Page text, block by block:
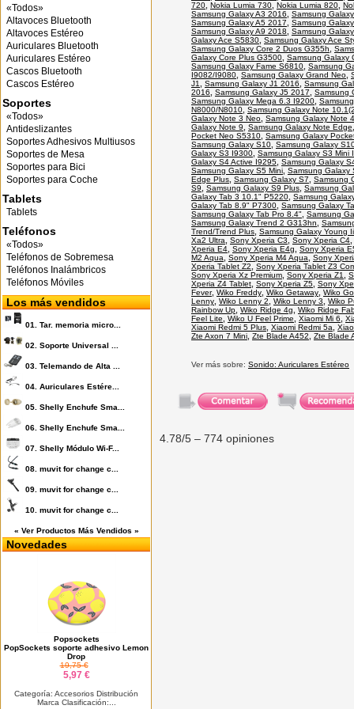
«Todos»
Altavoces Bluetooth
Altavoces Estéreo
Auriculares Bluetooth
Auriculares Estéreo
Cascos Bluetooth
Cascos Estéreo
Soportes
«Todos»
Antideslizantes
Soportes Adhesivos Multiusos
Soportes de Mesa
Soportes para Bici
Soportes para Coche
Tablets
Tablets
Teléfonos
«Todos»
Teléfonos de Sobremesa
Teléfonos Inalámbricos
Teléfonos Móviles
Los más vendidos
01. Tar. memoria micro...
02. Soporte Universal ...
03. Telemando de Alta ...
04. Auriculares Estére...
05. Shelly Enchufe Sma...
06. Shelly Enchufe Sma...
07. Shelly Módulo Wi-F...
08. muvit for change c...
09. muvit for change c...
10. muvit for change c...
« Ver Productos Más Vendidos »
Novedades
Popsockets
PopSockets soporte adhesivo Lemon
Drop
19,75 €
5,97 €
Categoría: Accesorios Distribución
Marca Clasificación:...
720 Nokia Lumia 730 Nokia Lumia 820
Samsung Galaxy A3 2016
Samsung
Samsung Galaxy A5 2017
Samsung
Samsung Galaxy A9 2018
Samsung
Galaxy Ace S5830 Samsung Galaxy Ace
Samsung Galaxy Core 2 Duos G355h
Galaxy Core Plus G3500 Samsung Galaxy
Samsung Galaxy Fame S6810 Samsung
I9082/I9080 Samsung Galaxy Grand Neo
J1
Samsung Galaxy J1 2016
Samsung
2016
Samsung Galaxy J5 2017
Samsung
Samsung Galaxy Mega 6.3 I9200
N8000/N8010 Samsung Galaxy Note
Galaxy Note 3 Neo Samsung Galaxy Note 4
Galaxy Note 9
Samsung Galaxy Note Edge
Pocket Neo S5310 Samsung Galaxy
Samsung Galaxy S10 Samsung Galaxy
Galaxy S3 I9300 Samsung Galaxy S3 Mini
Galaxy S4 Active I9295 Samsung Galaxy
Samsung Galaxy S5 Mini Samsung Galaxy
Edge Plus Samsung Galaxy S7
Samsung
S9
Samsung Galaxy S9 Plus Samsung
Galaxy Tab 3 10.1" P5220 Samsung
Galaxy Tab 8.9" P7300 Samsung Galaxy
Samsung Galaxy Tab Pro 8.4"
Samsung
Samsung Galaxy Trend 2 G313hn
Trend/Trend Plus Samsung Galaxy Young Ii
Xa2 Ultra
Sony Xperia C3 Sony Xperia C4
Xperia E4 Sony Xperia E4g
Sony Xperia
M2 Aqua
Sony Xperia M4 Aqua
Sony
Xperia Tablet Z2
Sony Xperia Tablet Z3
Sony Xperia Xz Premium Sony Xperia Z1
Xperia Z4 Tablet Sony Xperia Z5 Sony
Fever, Wiko Freddy Wiko Getaway Wiko
Lenny Wiko Lenny 2 Wiko Lenny 3
Wiko
Rainbow Up Wiko Ridge 4g
Wiko Ridge
Feel Lite
Wiko U Feel Prime Xiaomi Mi 6
Xiaomi Redmi 5 Plus Xiaomi Redmi 5a
Zte Axon 7 Mini Zte Blade A452 Zte Blade
Ver más sobre: Sonido: Auriculares Estéreo
4.78/5 – 774 opiniones